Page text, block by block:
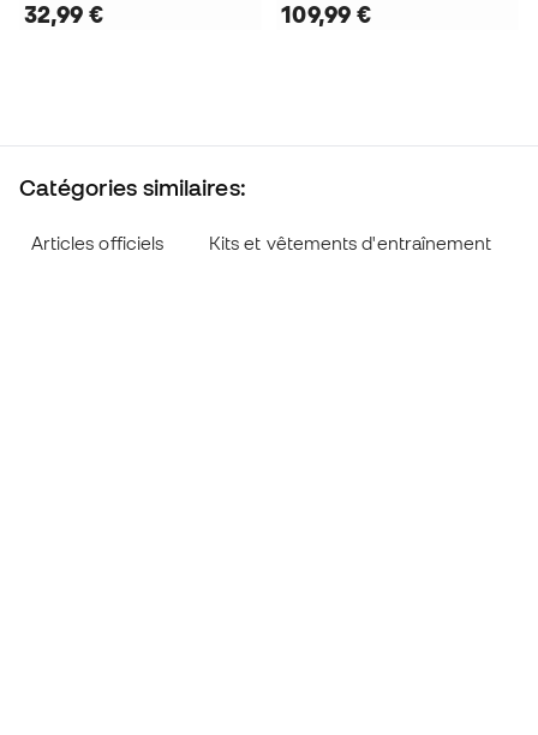
32,99 € 109,99 €
Catégories similaires:
Articles officiels Kits et vêtements d'entraînement